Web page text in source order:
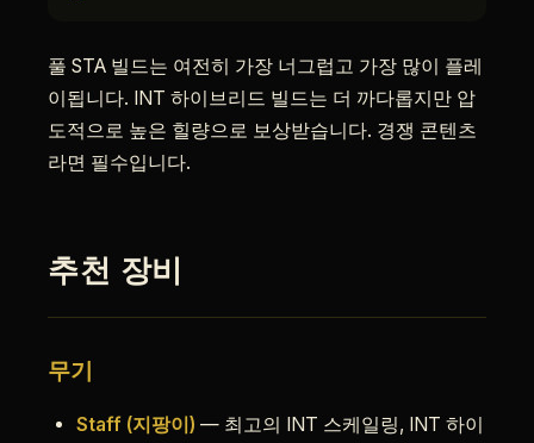
풀 STA 빌드는 여전히 가장 너그럽고 가장 많이 플레
이됩니다. INT 하이브리드 빌드는 더 까다롭지만 압
도적으로 높은 힐량으로 보상받습니다. 경쟁 콘텐츠
라면 필수입니다.
추천 장비
무기
Staff (지팡이) — 최고의 INT 스케일링, INT 하이